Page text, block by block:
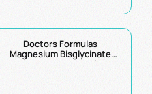
Doctors Formulas
Magnesium Bisglycinate
Chelate 125mg Συμπλήρωμα